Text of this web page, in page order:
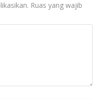
Ruas yang wajib